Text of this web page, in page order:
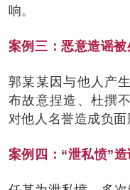
响。
案例三：恶意造谣被
郭某某因与他人产
布故意捏造、杜撰
对他人名誉造成负面
案例四：“泄私愤”